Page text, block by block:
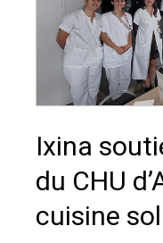
Ixina
du CHU
cuisine